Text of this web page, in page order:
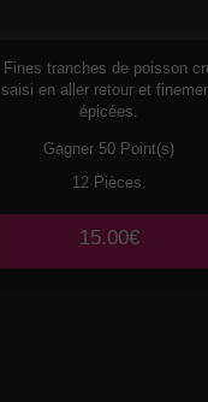
Fines tranches de poisson
saisi en aller retour et
épicées.
Gagner 50 Point(s)
12 Pièces.
15.00€